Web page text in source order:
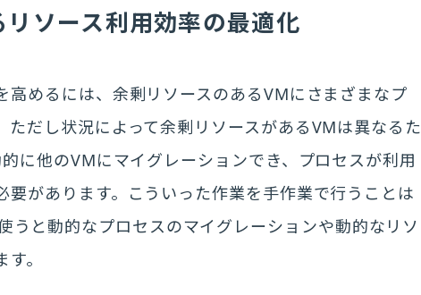
ソース利用効率の最適化
高めるには、余剰リソースのあるVMにさまざまなプ
ただし状況によって余剰リソースがあるVMは異なるた
に他のVMにマイグレーションでき、プロセスが利用
要があります。こういった作業を手作業で行うことは
と動的なプロセスのマイグレーションや動的なリソ
。